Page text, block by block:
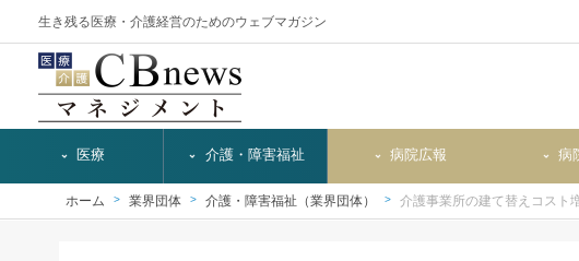
生き残る医療・介護経営のためのウェブマガジン
医療 介護・障害福祉 病院広報 病
ホーム 業界団体 介護・障害福祉（業界団体） 介護事業所の建て替えコスト